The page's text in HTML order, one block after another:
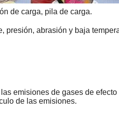
de carga, pila de carga.
presión, abrasión y baja
emisiones de gases de
de las emisiones.